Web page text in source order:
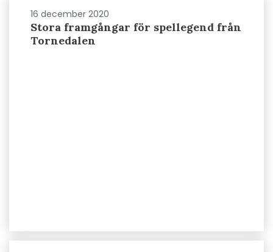
16 december 2020
Stora framgångar för spellegend från
Tornedalen